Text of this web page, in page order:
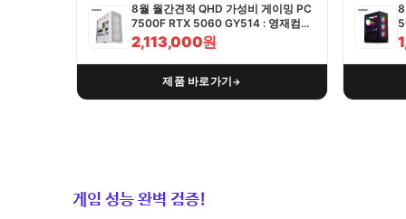
8월 월간견적 QHD 가성비 게이밍 PC
7500F RTX 5060 GY514 : 영재컴퓨
터
2,113,000원
제품 바로가기→
8
게임 성능 완벽 검증!